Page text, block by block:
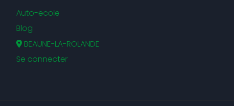
Auto-ecole
Blog
BEAUNE-LA-ROLANDE
Se connecter